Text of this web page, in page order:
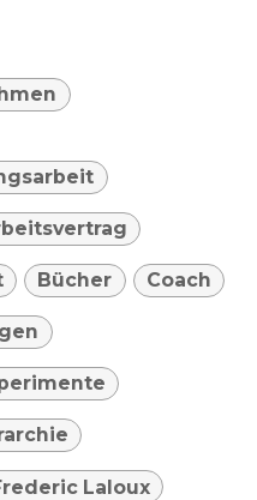
Bücher Coach
Laloux